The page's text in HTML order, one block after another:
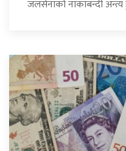
जलसेनाको नाकाबन्दी अन्त्य